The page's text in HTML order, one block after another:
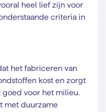
heel lief zijn voor
criteria in
het fabriceren van
kost en zorgt
goed voor het milieu.
met duurzame